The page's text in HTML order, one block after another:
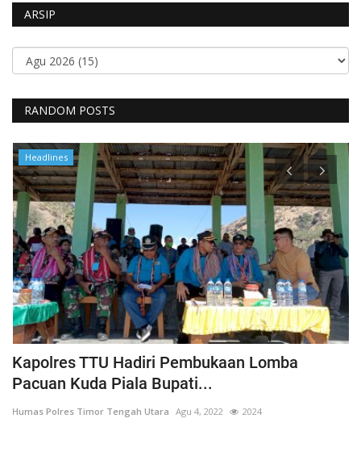
ARSIP
RANDOM POSTS
Headlines
Kapolres TTU Hadiri Pembukaan Lomba
Pacuan Kuda Piala Bupati...
Humas Polres Timor Tengah Utara Agu 4, 2022 2024